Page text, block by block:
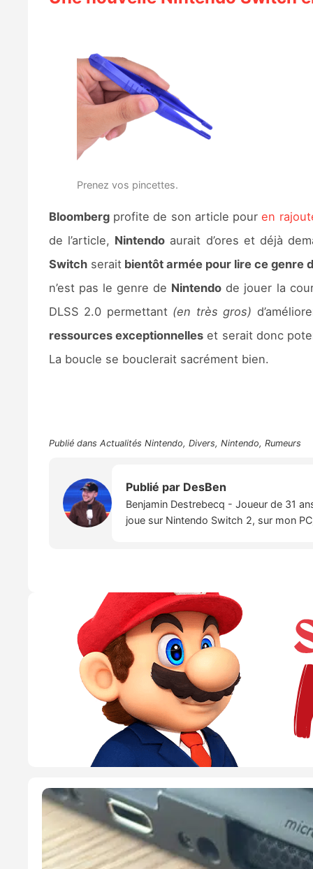
Prenez vos pincettes.
Bloombergprofite de son article pouren
de l’article, Nintendo aurait d’ores et déjà
Switchseraitbientôt armée pour lire ce genre
n’est pas le genre de Nintendo de jouer la
DLSS 2.0 permettant (en très gros)
ressources exceptionnelleset serait donc
La boucle se bouclerait sacrément bien.
Publié dans Actualités Nintendo, Divers, Nintendo, Rumeurs
Publié par DesBen
Benjamin Destrebecq - Joueur de 31
joue sur Nintendo Switch 2, sur mon